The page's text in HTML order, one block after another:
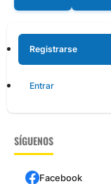
Registrarse
Entrar
SÍGUENOS
Facebook